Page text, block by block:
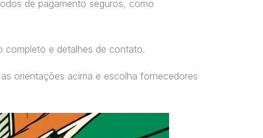
de pagamento seguros, como
completo e detalhes de contato.
orientações acima e escolha fornecedores